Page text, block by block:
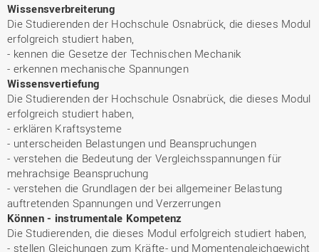
Wissensverbreiterung
Die Studierenden der Hochschule Osnabrück, die dieses Modul
erfolgreich studiert haben,
- kennen die Gesetze der Technischen Mechanik
- erkennen mechanische Spannungen
Wissensvertiefung
Die Studierenden der Hochschule Osnabrück, die dieses Modul
erfolgreich studiert haben,
- erklären Kraftsysteme
- unterscheiden Belastungen und Beanspruchungen
- verstehen die Bedeutung der Vergleichsspannungen für
mehrachsige Beanspruchung
- verstehen die Grundlagen der bei allgemeiner Belastung
auftretenden Spannungen und Verzerrungen
Können - instrumentale Kompetenz
Die Studierenden, die dieses Modul erfolgreich studiert haben,
- stellen Gleichungen zum Kräfte- und Momentengleichgewicht